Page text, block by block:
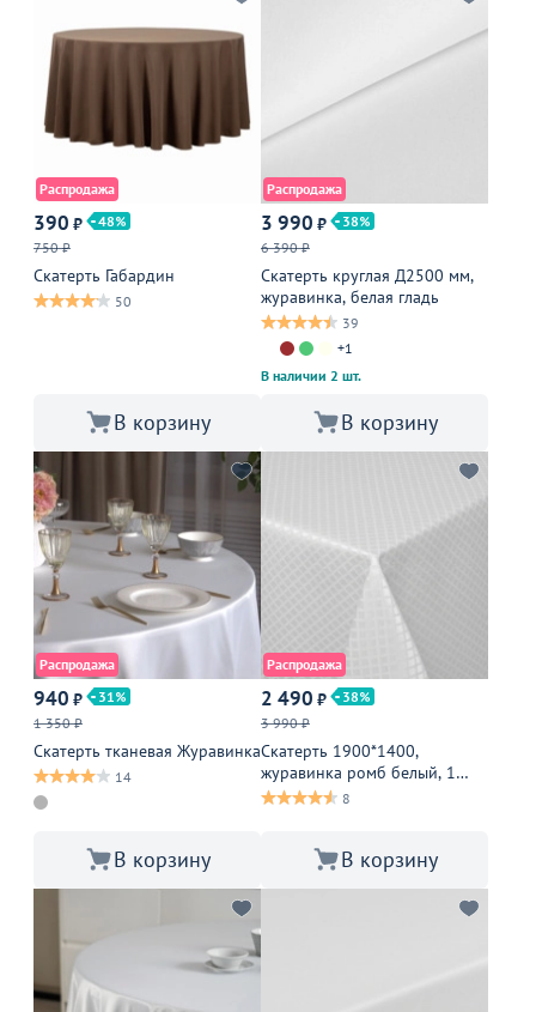
Распродажа
390 ₽
48
750 ₽
Скатерть Габардин
50
В корзину
Распродажа
3 990 ₽
38
6 390 ₽
Скатерть круглая Д2500 мм,
журавинка, белая гладь
39
+1
В наличии 2 шт.
В корзину
Распродажа
940 ₽
31
1 350 ₽
Скатерть тканевая Журавинка
14
В корзину
Распродажа
2 490 ₽
38
3 990 ₽
Скатерть 1900*1400,
журавинка ромб белый, 1
шов
8
В корзину